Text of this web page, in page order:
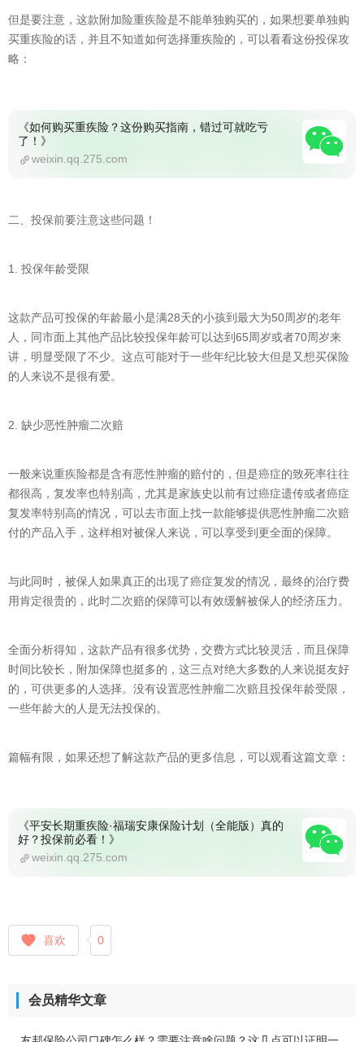
但是要注意，这款附加险重疾险是不能单独购买的，如果想要单独购
买重疾险的话，并且不知道如何选择重疾险的，可以看看这份投保攻
略：
《如何购买重疾险？这份购买指南，错过可就吃亏
了！》
weixin.qq.275.com
二、投保前要注意这些问题！
1. 投保年龄受限
这款产品可投保的年龄最小是满28天的小孩到最大为50周岁的老年
人，同市面上其他产品比较投保年龄可以达到65周岁或者70周岁来
讲，明显受限了不少。这点可能对于一些年纪比较大但是又想买保险
的人来说不是很有爱。
2. 缺少恶性肿瘤二次赔
一般来说重疾险都是含有恶性肿瘤的赔付的，但是癌症的致死率往往
都很高，复发率也特别高，尤其是家族史以前有过癌症遗传或者癌症
复发率特别高的情况，可以去市面上找一款能够提供恶性肿瘤二次赔
付的产品入手，这样相对被保人来说，可以享受到更全面的保障。
与此同时，被保人如果真正的出现了癌症复发的情况，最终的治疗费
用肯定很贵的，此时二次赔的保障可以有效缓解被保人的经济压力。
全面分析得知，这款产品有很多优势，交费方式比较灵活，而且保障
时间比较长，附加保障也挺多的，这三点对绝大多数的人来说挺友好
的，可供更多的人选择。没有设置恶性肿瘤二次赔且投保年龄受限，
一些年龄大的人是无法投保的。
篇幅有限，如果还想了解这款产品的更多信息，可以观看这篇文章：
《平安长期重疾险·福瑞安康保险计划（全能版）真的
好？投保前必看！》
weixin.qq.275.com
喜欢 0
会员精华文章